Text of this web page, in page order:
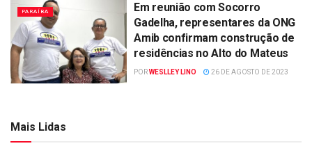
PARAÍBA
Em reunião com Socorro
Gadelha, representares da ONG
Amib confirmam construção de
residências no Alto do Mateus
PORWESLLEY LINO 26 DE AGOSTO DE 2023
Mais Lidas